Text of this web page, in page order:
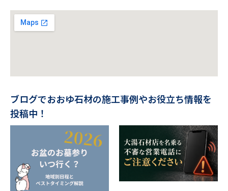
ブログでおおゆ石材の施工事例やお役立ち情報を
投稿中！